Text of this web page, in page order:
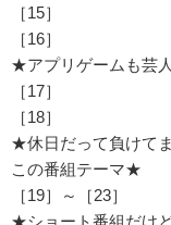
［15］
［16］
★アプリゲームも芸
［17］
［18］
★休日だって負けて
この番組テーマ★
［19］～［23］
★ショート番組だけ